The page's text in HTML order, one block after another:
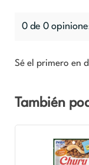
0 de 0
Sé el primero en
También